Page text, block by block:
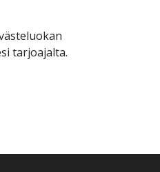
tarjoajalta.